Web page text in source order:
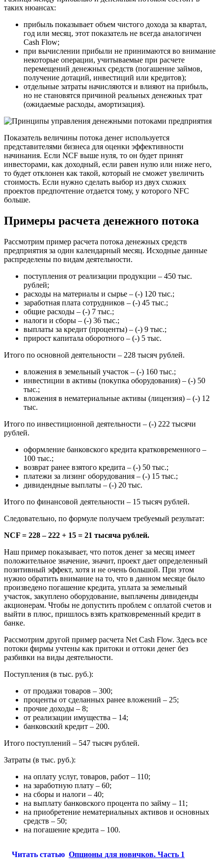
таких нюансах:
прибыль показывает объем чистого дохода за квартал,
год или месяц, этот показатель не всегда аналогичен
Cash Flow;
при вычислении прибыли не принимаются во внимание
некоторые операции, учитываемые при расчете
перемещений денежных средств (погашение займов,
получение дотаций, инвестиций или кредитов);
отдельные затраты начисляются и влияют на прибыль,
но не становятся причиной реальных денежных трат
(ожидаемые расходы, амортизация).
Показатель величины потока денег используется
представителями бизнеса для оценки эффективности
начинания. Если NCF выше нуля, то он будет принят
инвесторами, как доходный, если равен нулю или ниже него,
то будет отклонен как такой, который не сможет увеличить
стоимость. Если нужно сделать выбор из двух схожих
проектов предпочтение отдается тому, у которого NFC
больше.
Примеры расчета денежного потока
Рассмотрим пример расчета потока денежных средств
предприятия за один календарный месяц. Исходные данные
распределены по видам деятельности.
поступления от реализации продукции – 450 тыс.
рублей;
расходы на материалы и сырье – (-) 120 тыс.;
заработная плата сотрудников – (-) 45 тыс.;
общие расходы – (-) 7 тыс.;
налоги и сборы – (-) 36 тыс.;
выплаты за кредит (проценты) – (-) 9 тыс.;
прирост капитала оборотного – (-) 5 тыс.
Итого по основной деятельности – 228 тысяч рублей.
вложения в земельный участок – (-) 160 тыс.;
инвестиции в активы (покупка оборудования) – (-) 50
тыс.;
вложения в нематериальные активы (лицензия) – (-) 12
тыс.
Итого по инвестиционной деятельности – (-) 222 тысячи
рублей.
оформление банковского кредита кратковременного –
100 тыс.;
возврат ранее взятого кредита – (-) 50 тыс.;
платежи за лизинг оборудования – (-) 15 тыс.;
дивидендные выплаты – (-) 20 тыс.
Итого по финансовой деятельности – 15 тысяч рублей.
Следовательно, по формуле получаем требуемый результат:
NCF = 228 – 222 + 15 = 21 тысяча рублей.
Наш пример показывает, что поток денег за месяц имеет
положительное значение, значит, проект дает определенный
позитивный эффект, хотя и не очень большой. При этом
нужно обратить внимание на то, что в данном месяце было
произведено погашение кредита, уплата за земельный
участок, закуплено оборудование, выплачены дивиденды
акционерам. Чтобы не допустить проблем с оплатой счетов и
выйти в плюс, пришлось взять кратковременный кредит в
банке.
Рассмотрим другой пример расчета Net Cash Flow. Здесь все
потоки фирмы учтены как притоки и оттоки денег без
разбивки на виды деятельности.
Поступления (в тыс. руб.):
от продажи товаров – 300;
проценты от сделанных ранее вложений – 25;
прочие доходы – 8;
от реализации имущества – 14;
банковский кредит – 200.
Итого поступлений – 547 тысяч рублей.
Затраты (в тыс. руб.):
на оплату услуг, товаров, работ – 110;
на заработную плату – 60;
на сборы и налоги – 40;
на выплату банковского процента по займу – 11;
на приобретение нематериальных активов и основных
средств – 50;
на погашение кредита – 100.
Читать статью Опционы для новичков. Часть 1